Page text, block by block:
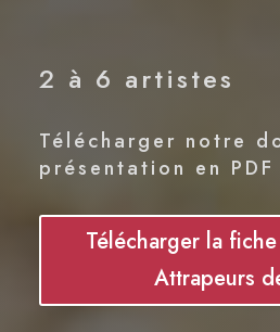
2 à 6 artistes
Télécharger notre
présentation en PDF
Télécharger la
Attrapeurs